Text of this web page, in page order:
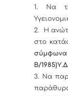
1. Να
2. Η
στο
Β/
3. Να